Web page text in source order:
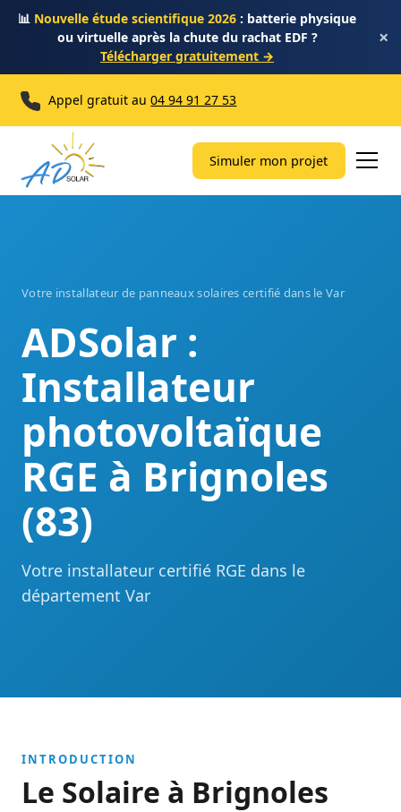
📊 Nouvelle étude scientifique 2026 : batterie physique
ou virtuelle après la chute du rachat EDF ?
Télécharger gratuitement →
×
Appel gratuit au04 94 91 27 53
Simuler mon projet
Votre installateur de panneaux solaires certifié dans le Var
ADSolar :
Installateur
photovoltaïque
RGE à Brignoles
(83)
Votre installateur certifié RGE dans le
département Var
INTRODUCTION
Le Solaire à Brignoles